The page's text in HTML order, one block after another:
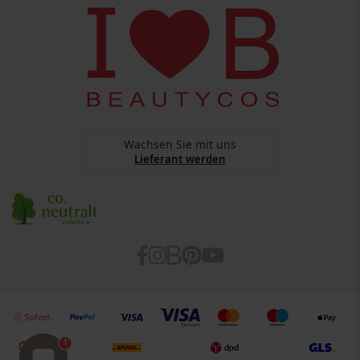
Datenschutz
YouTube Terms Of Services
Cookies
Barrierefreiheitserklärung
webshop@beautycos.de
Steuernummer: 15/248/11226
Wachsen Sie mit uns
Lieferant werden
1